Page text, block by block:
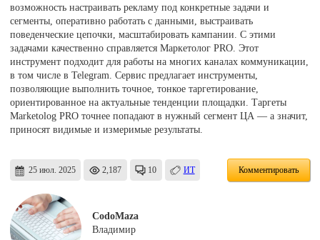
возможность настраивать рекламу под конкретные задачи и
сегменты, оперативно работать с данными, выстраивать
поведенческие цепочки, масштабировать кампании. С этими
задачами качественно справляется Маркетолог PRO. Этот
инструмент подходит для работы на многих каналах коммуникации,
в том числе в Telegram. Сервис предлагает инструменты,
позволяющие выполнить точное, тонкое таргетирование,
ориентированное на актуальные тенденции площадки. Таргеты
Marketolog PRO точнее попадают в нужный сегмент ЦА — а значит,
приносят видимые и измеримые результаты.
25 июл. 2025 2,187 10 ИТ Комментировать
CodoMaza
Владимир